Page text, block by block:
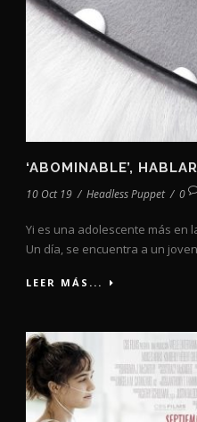
‘ABOMINABLE’,
10 Oct 19 / Headless Puppet / 0
Yi es una adolescente más en
Un día, se encuentra a un
LEER MÁS...